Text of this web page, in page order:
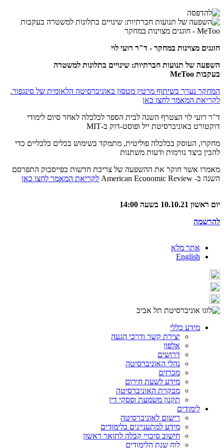
חוגגים מצוינות במחקר - ד"ר רועי לוי
השפעה של תנועות חברתיות: שינויים בתלונות למשטרה
בעקבות MeToo
המחקר נערך בשיתוף מרטין מטסון באוניברסיטה הלאומית של סינגפור.
לקריאת המאמר לחצו כאן
ד"ר רועי לוי הצטרף השנה לבית הספר לכלכלה לאחר סיום לימודי
דוקטורט באוניברסיטת ייל ופוסט-דוק ב-MIT
מחקרו, העוסק בכלכלה פוליטית, מתמקד בשימוש בכלים כלכליים כדי
להבין כיצד נורמות ודעות משתנות
מאמרו אשר חוקר את ההשפעה של צריכת חדשות בפייסבוק התפרסם
השנה ב- American Economic Review
לקריאת המאמר לחצו כאן
יום ראשון 10.10.21
בשעה 14:00
להרשמה
אתר מלא
English
מידע כללי
יצירת קשר ודרכי הגעה
אלפון
דרושים
נהלי האוניברסיטה
מכרזים
מידע לשעת חירום
מבקרת האוניברסיטה
תקנון משמעת ופסקי דין
לימודים
רישום לאוניברסיטה
מידע למתעניינים בלימודים
חישוב סיכויי קבלה לתואר ראשון
לוח שנת הלימודים